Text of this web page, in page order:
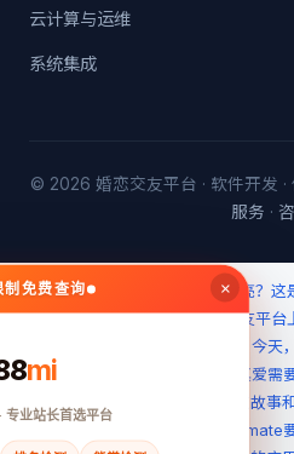
云计算与运维
系统集成
© 2026 婚恋交友平台 · 软件开发 ·
服务 ·
最新动态：
soulmate要多久点亮？
问题。
|
在Soulmate婚恋交友平台
亮”按钮，期待着与对方的缘分？今
探讨一下，在Soulmate上找到真爱需要
待soulmate的光芒？让我们通过故事
事叙述类：遇见灵魂伴侣，Soulmate
×
免费查询
mi
专业站长首选平台